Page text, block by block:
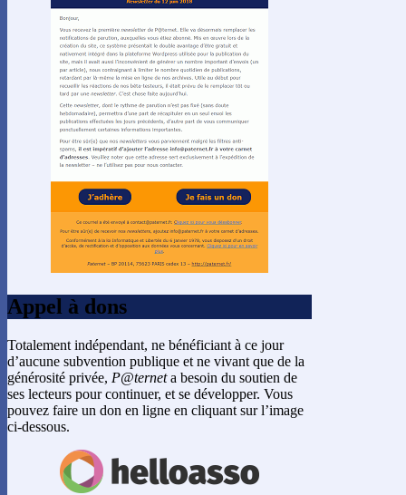
Appel à dons
Totalement indépendant, ne bénéficiant à ce jour
d’aucune subvention publique et ne vivant que de la
générosité privée, P@terneta besoin du soutien de
ses lecteurs pour continuer, et se développer. Vous
pouvez faire un don en ligne en cliquant sur l’image
ci-dessous.